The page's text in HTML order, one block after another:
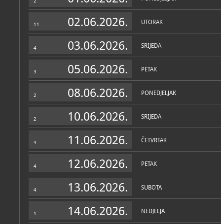
11 02.06.2026. UTORAK
4 03.06.2026. SRIJEDA
3 05.06.2026. PETAK
2 08.06.2026. PONEDJELJAK
2 10.06.2026. SRIJEDA
4 11.06.2026. ČETVRTAK
4 12.06.2026. PETAK
4 13.06.2026. SUBOTA
1 14.06.2026. NEDJELJA
OPĆI PODACI
Zbirke